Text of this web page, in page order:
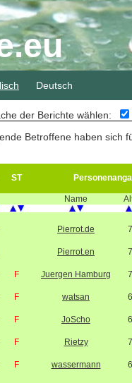
Deutsch
der Berichte wählen:
Betroffene haben sich
ST
Name
Pierrot.de
Pierrot.en
F Juergen Hamburg
F watsan
F JoScho
F Rietzy
F wassermann